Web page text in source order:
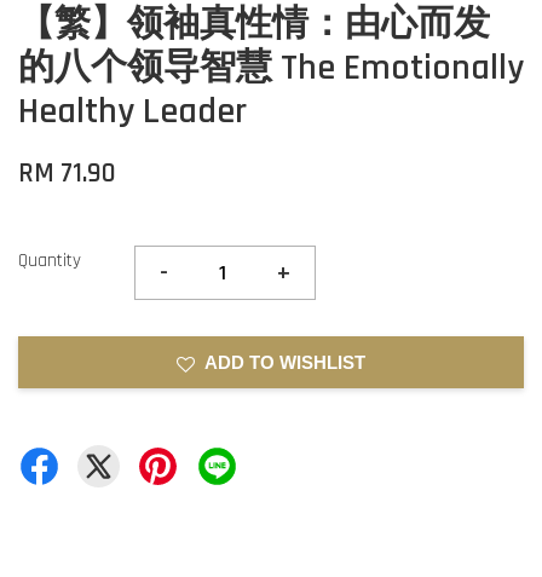
【繁】领袖真性情：由心而发
的八个领导智慧 The Emotionally
Healthy Leader
RM 71.90
Quantity - +
ADD TO WISHLIST